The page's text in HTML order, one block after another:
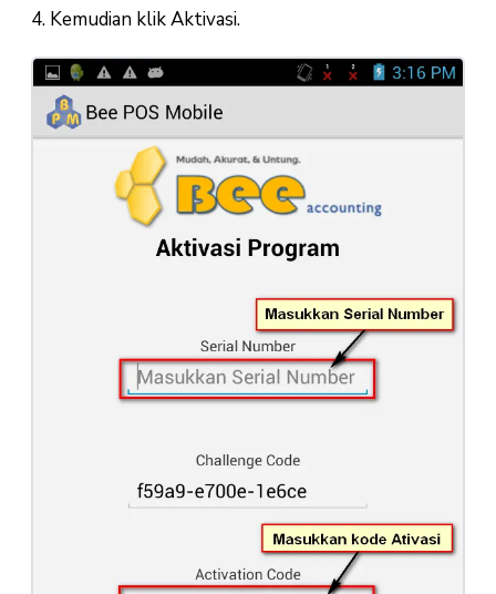
4. Kemudian klik Aktivasi.